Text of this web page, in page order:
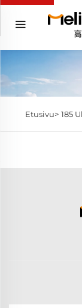
Etusivu> 185